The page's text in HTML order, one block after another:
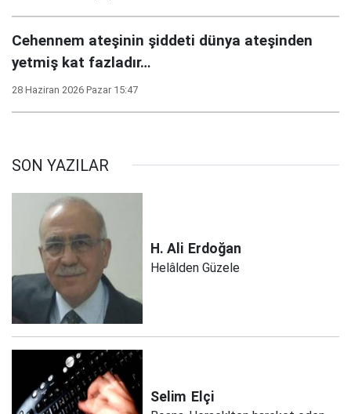
Cehennem ateşinin şiddeti dünya ateşinden
yetmiş kat fazladır…
28 Haziran 2026 Pazar 15:47
SON YAZILAR
H. Ali Erdoğan
Helâlden Güzele
Selim Elçi